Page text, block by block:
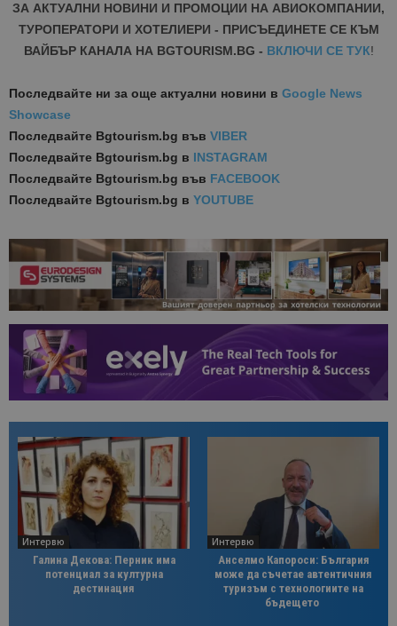
ЗА АКТУАЛНИ НОВИНИ И ПРОМОЦИИ НА АВИОКОМПАНИИ,
ТУРОПЕРАТОРИ И ХОТЕЛИЕРИ - ПРИСЪЕДИНЕТЕ СЕ КЪМ
ВАЙБЪР КАНАЛА НА BGTOURISM.BG - ВКЛЮЧИ СЕ ТУК!
Последвайте ни за още актуални новини в Google News
Showcase
Последвайте Bgtourism.bg във VIBER
Последвайте Bgtourism.bg в INSTAGRAM
Последвайте Bgtourism.bg във FACEBOOK
Последвайте Bgtourism.bg в YOUTUBE
Интервю
Галина Декова: Перник има
потенциал за културна
дестинация
Интервю
Анселмо Капороси: България
може да съчетае автентичния
туризъм с технологиите на
бъдещето